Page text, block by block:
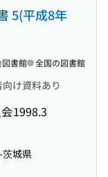
5(平成8年
け資料あり
1998.3
図書館 全国の図書館
城県